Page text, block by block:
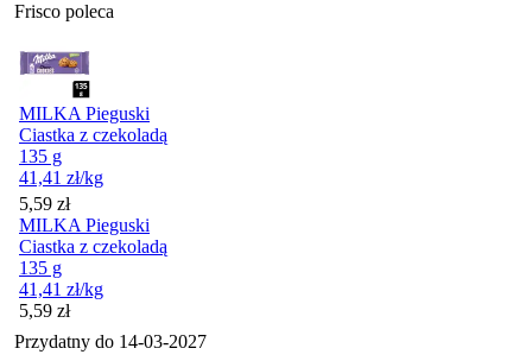
Frisco poleca
MILKA Pieguski
Ciastka z czekoladą
135 g
41,41 zł/kg
Cena
5,59 zł
MILKA Pieguski
Ciastka z czekoladą
135 g
41,41 zł/kg
Cena
5,59 zł
Przydatny do 14-03-2027